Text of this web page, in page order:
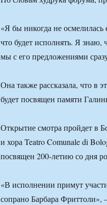
«Я бы никогда не осмелилась
что будет исполнять. Я знаю,
мы с его предложениями
Она также рассказала, что в
будет посвящен памяти
Открытие смотра пройдет в
и хора Teatro Comunale di
посвящен 200-летию со дня
«В исполнении примут
сопрано Барбара Фриттоли»,